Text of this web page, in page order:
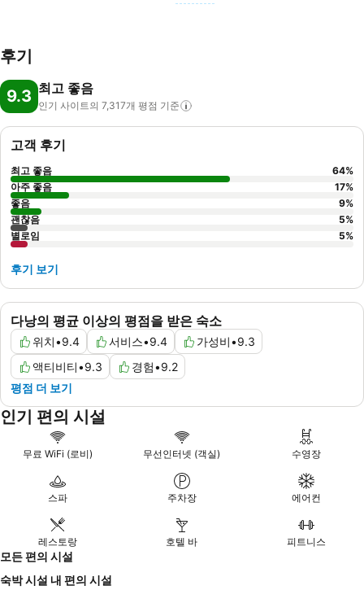
후기
9.3 최고 좋음
인기 사이트의 7,317개 평점 기준
다낭의 평균 이상의 평점을 받은 숙소
위치•9.4 서비스•9.4 가성비•9.3
액티비티•9.3 경험•9.2
평점 더 보기
고객 후기
최고 좋음 64%
아주 좋음
17%
좋음
9%
괜찮음
5%
별로임
5%
후기 보기
인기 편의 시설
무료 WiFi (로비) 무선인터넷 (객실) 수영장
스파 주차장 에어컨
레스토랑 호텔 바 피트니스
모든 편의 시설
숙박 시설 내 편의 시설